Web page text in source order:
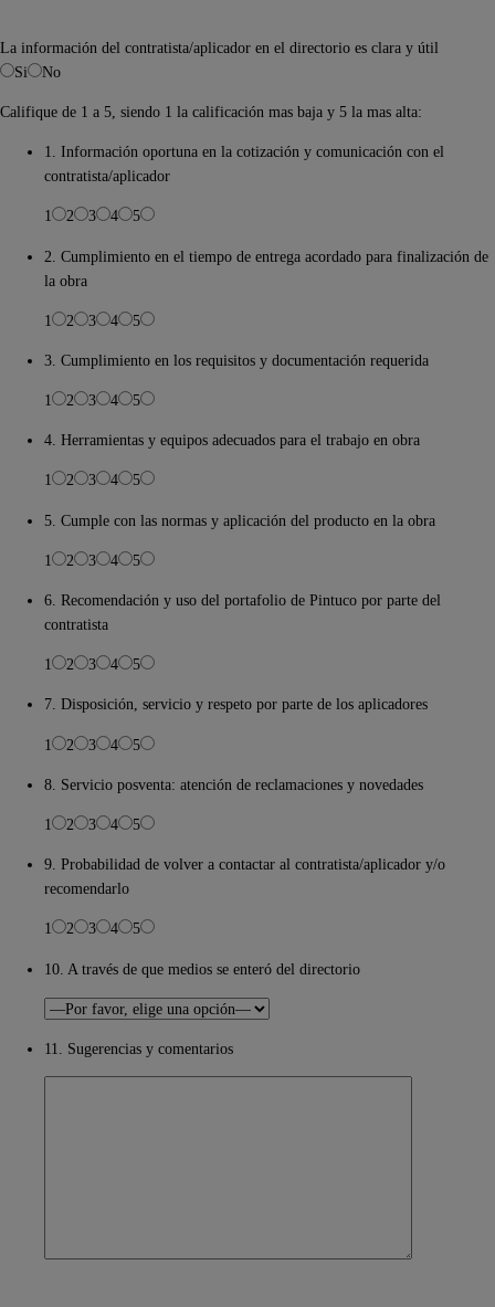
La información del contratista/aplicador en el directorio es clara y útil
Si
No
Califique de 1 a 5, siendo 1 la calificación mas baja y 5 la mas alta:
1. Información oportuna en la cotización y comunicación con el
contratista/aplicador
1 2 3 4 5
2. Cumplimiento en el tiempo de entrega acordado para finalización de
la obra
1 2 3 4 5
3. Cumplimiento en los requisitos y documentación requerida
1 2 3 4 5
4. Herramientas y equipos adecuados para el trabajo en obra
1 2 3 4 5
5. Cumple con las normas y aplicación del producto en la obra
1 2 3 4 5
6. Recomendación y uso del portafolio de Pintuco por parte del
contratista
1 2 3 4 5
7. Disposición, servicio y respeto por parte de los aplicadores
1 2 3 4 5
8. Servicio posventa: atención de reclamaciones y novedades
1 2 3 4 5
9. Probabilidad de volver a contactar al contratista/aplicador y/o
recomendarlo
1 2 3 4 5
10. A través de que medios se enteró del directorio
11. Sugerencias y comentarios